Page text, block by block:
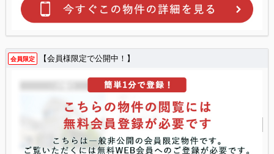
会員限定 【会員様限定で公開中！】